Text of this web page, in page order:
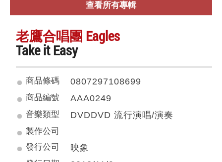
查看所有專輯
老鷹合唱團 Eagles
Take it Easy
商品條碼 0807297108699
商品編號 AAA0249
音樂類型 DVDDVD 流行演唱/演奏
製作公司
發行公司
映象